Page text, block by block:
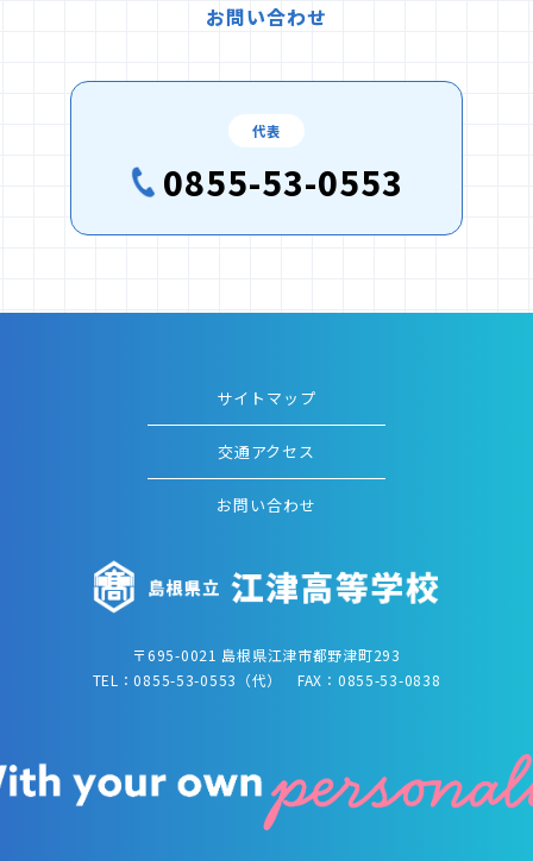
お問い合わせ
代表
0855-53-0553
サイトマップ
交通アクセス
お問い合わせ
〒695-0021 島根県江津市都野津町293
TEL：0855-53-0553（代） FAX：0855-53-0838